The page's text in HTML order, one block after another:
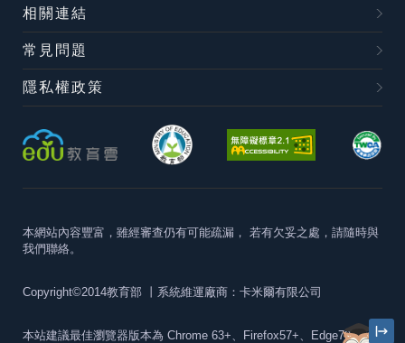
相關連結
常見問題
隱私權政策
本網站內容豐富，雖經審查仍有可能疏漏， 若有欠妥之處，請隨時與
我們聯絡。
Copyright©2014教育部 丨系統維運廠商：卡米爾有限公司
本站建議最佳瀏覽器版本為 Chrome 63+、Firefox57+、Edge79+及